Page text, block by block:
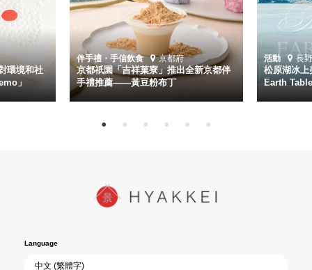
環境和社
」
伴手禮・手信飲食 京都府
京都祇園「吉祥菓寮」推出全新京都伴
手禮推薦——黃豆粉布丁
活動 長
松原湖冰
Earth
Language